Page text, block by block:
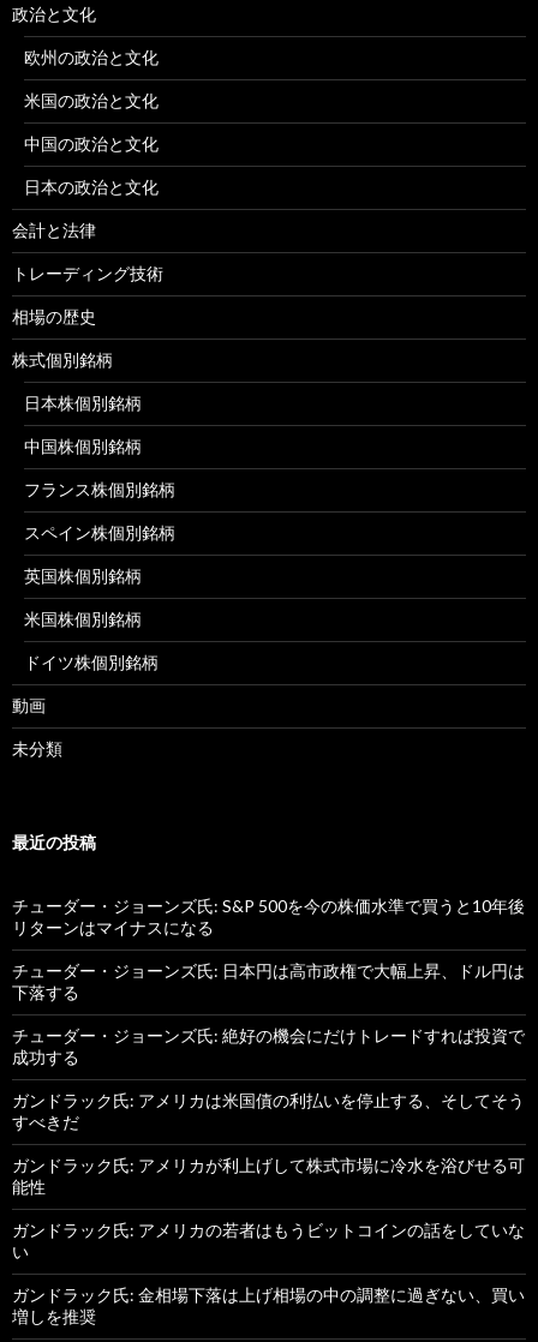
政治と文化
欧州の政治と文化
米国の政治と文化
中国の政治と文化
日本の政治と文化
会計と法律
トレーディング技術
相場の歴史
株式個別銘柄
日本株個別銘柄
中国株個別銘柄
フランス株個別銘柄
スペイン株個別銘柄
英国株個別銘柄
米国株個別銘柄
ドイツ株個別銘柄
動画
未分類
最近の投稿
チューダー・ジョーンズ氏: S&P 500を今の株価水準で買うと10年後
リターンはマイナスになる
チューダー・ジョーンズ氏: 日本円は高市政権で大幅上昇、ドル円は
下落する
チューダー・ジョーンズ氏: 絶好の機会にだけトレードすれば投資で
成功する
ガンドラック氏: アメリカは米国債の利払いを停止する、そしてそう
すべきだ
ガンドラック氏: アメリカが利上げして株式市場に冷水を浴びせる可
能性
ガンドラック氏: アメリカの若者はもうビットコインの話をしていな
い
ガンドラック氏: 金相場下落は上げ相場の中の調整に過ぎない、買い
増しを推奨